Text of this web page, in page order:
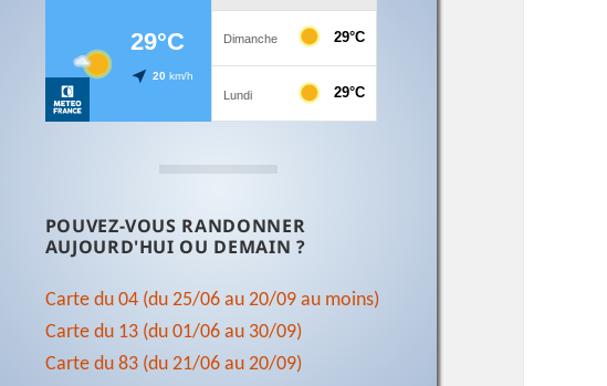
POUVEZ-VOUS RANDONNER
AUJOURD'HUI OU DEMAIN ?
Carte du 04 (du 25/06 au 20/09 au moins)
Carte du 13 (du 01/06 au 30/09)
Carte du 83 (du 21/06 au 20/09)